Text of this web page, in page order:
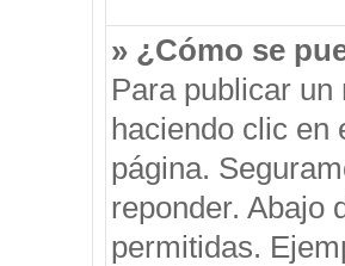
» ¿Cómo se
Para publicar
haciendo clic en
página.
reponder. Abajo
permitidas.